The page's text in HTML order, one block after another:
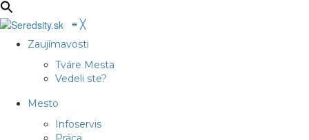
≡ ╳
Zaujímavosti
Tváre Mesta
Vedeli ste?
Mesto
Infoservis